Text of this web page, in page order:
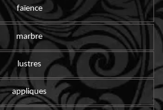
faïence
marbre
lustres
appliques